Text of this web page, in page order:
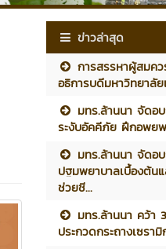
ข่าวล่าสุด
การสรรหาผู้สมค
อธิการบดีมหาวิทยาลัย
มทร.ล้านนา จัดอ
ระงับอัคคีภัย ฝึกอพย
มทร.ล้านนา จัดอ
ปฐมพยาบาลเบื้องต้นแ
ช่วยชี...
มทร.ล้านนา คว้า
ประกวดกระถางเซรามิ